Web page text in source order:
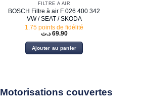
FILTRE À AIR
BOSCH Filtre à air F 026 400 342
VW / SEAT / SKODA
1.75 points de fidélité
69.90 د.ت
Ajouter au panier
Motorisations couvertes